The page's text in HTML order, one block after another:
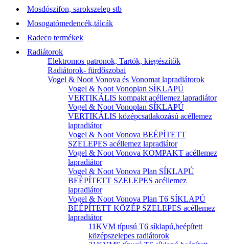
Mosdószifon, sarokszelep stb
Mosogatómedencék,tálcák
Radeco termékek
Radiátorok
Elektromos patronok, Tartók, kiegészítők
Radiátorok- fürdőszobai
Vogel & Noot Vonova és Vonomat lapradiátorok
Vogel & Noot Vonoplan SÍKLAPÚ
VERTIKÁLIS kompakt acéllemez lapradiátor
Vogel & Noot Vonoplan SÍKLAPÚ
VERTIKÁLIS középcsatlakozású acéllemez
lapradiátor
Vogel & Noot Vonova BEÉPÍTETT
SZELEPES acéllemez lapradiátor
Vogel & Noot Vonova KOMPAKT acéllemez
lapradiátor
Vogel & Noot Vonova Plan SÍKLAPÚ
BEÉPÍTETT SZELEPES acéllemez
lapradiátor
Vogel & Noot Vonova Plan T6 SÍKLAPÚ
BEÉPÍTETT KÖZÉP SZELEPES acéllemez
lapradiátor
11KVM típusú T6 síklapú,beépített
középszelepes radiátorok